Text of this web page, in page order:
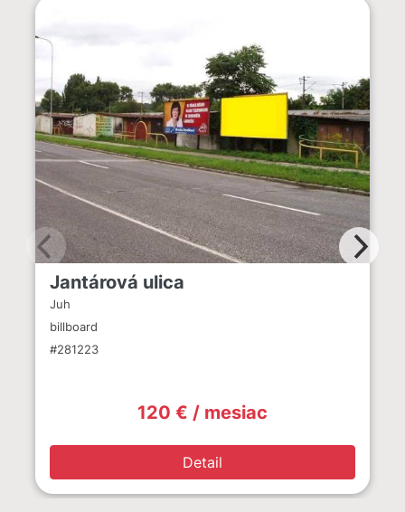
Jantárová ulica
Juh
billboard
#281223
120 € / mesiac
Detail